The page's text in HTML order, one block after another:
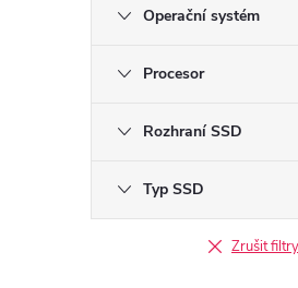
Operační systém
Procesor
Rozhraní SSD
Typ SSD
Zrušit filtry